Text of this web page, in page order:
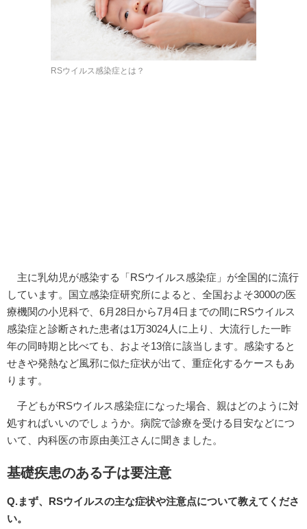
RSウイルス感染症とは？
主に乳幼児が感染する「RSウイルス感染症」が全国的に流行
しています。国立感染症研究所によると、全国およそ3000の医
療機関の小児科で、6月28日から7月4日までの間にRSウイルス
感染症と診断された患者は1万3024人に上り、大流行した一昨
年の同時期と比べても、およそ13倍に該当します。感染すると
せきや発熱など風邪に似た症状が出て、重症化するケースもあ
ります。
子どもがRSウイルス感染症になった場合、親はどのように対
処すればいいのでしょうか。病院で診療を受ける目安などにつ
いて、内科医の市原由美江さんに聞きました。
基礎疾患のある子は要注意
Q.まず、RSウイルスの主な症状や注意点について教えてくださ
い。